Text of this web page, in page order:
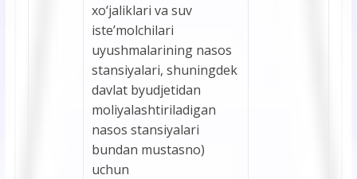
xo‘jaliklari va suv
iste’molchilari
uyushmalarining nasos
stansiyalari, shuningdek
davlat byudjetidan
moliyalashtiriladigan
nasos stansiyalari
bundan mustasno)
uchun